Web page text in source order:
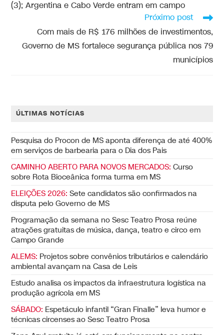
(3); Argentina e Cabo Verde entram em campo
Próximo post
Com mais de R$ 176 milhões de investimentos,
Governo de MS fortalece segurança pública nos 79
municípios
ÚLTIMAS NOTÍCIAS
Pesquisa do Procon de MS aponta diferença de até 400%
em serviços de barbearia para o Dia dos Pais
CAMINHO ABERTO PARA NOVOS MERCADOS: Curso
sobre Rota Bioceânica forma turma em MS
ELEIÇÕES 2026: Sete candidatos são confirmados na
disputa pelo Governo de MS
Programação da semana no Sesc Teatro Prosa reúne
atrações gratuitas de música, dança, teatro e circo em
Campo Grande
ALEMS: Projetos sobre convênios tributários e calendário
ambiental avançam na Casa de Leis
Estudo analisa os impactos da infraestrutura logística na
produção agrícola em MS
SÁBADO: Espetáculo infantil “Gran Finalle” leva humor e
técnicas circenses ao Sesc Teatro Prosa